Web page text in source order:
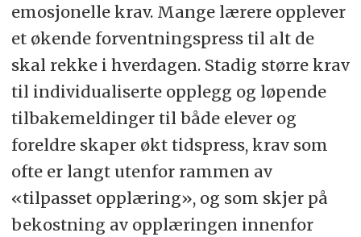
emosjonelle krav. Mange lærere opplever
et økende forventningspress til alt de
skal rekke i hverdagen. Stadig større krav
til individualiserte opplegg og løpende
tilbakemeldinger til både elever og
foreldre skaper økt tidspress, krav som
ofte er langt utenfor rammen av
«tilpasset opplæring», og som skjer på
bekostning av opplæringen innenfor